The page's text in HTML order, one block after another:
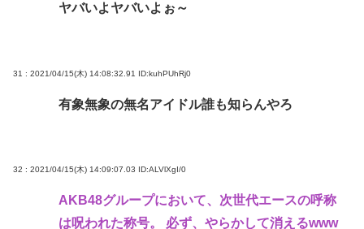
ヤバいよヤバいよぉ～
31 : 2021/04/15(木) 14:08:32.91 ID:kuhPUhRj0
有象無象の無名アイドル誰も知らんやろ
32 : 2021/04/15(木) 14:09:07.03 ID:ALVlXgI/0
AKB48グループにおいて、次世代エースの呼称
は呪われた称号。 必ず、やらかして消えるwww